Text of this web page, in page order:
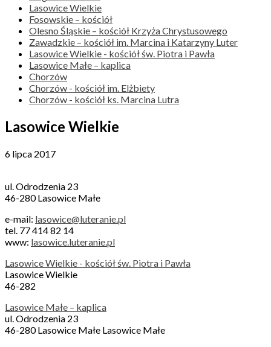
Lasowice Wielkie
Fosowskie – kościół
Olesno Śląskie – kościół Krzyża Chrystusowego
Zawadzkie – kościół im. Marcina i Katarzyny Luter
Lasowice Wielkie - kościół św. Piotra i Pawła
Lasowice Małe – kaplica
Chorzów
Chorzów - kościół im. Elżbiety
Chorzów - kościół ks. Marcina Lutra
Lasowice Wielkie
6 lipca 2017
ul. Odrodzenia 23
46-280 Lasowice Małe
e-mail: lasowice@luteranie.pl
tel. 77 414 82 14
www: lasowice.luteranie.pl
Lasowice Wielkie - kościół św. Piotra i Pawła
Lasowice Wielkie
46-282
Lasowice Małe – kaplica
ul. Odrodzenia 23
46-280 Lasowice Małe Lasowice Małe